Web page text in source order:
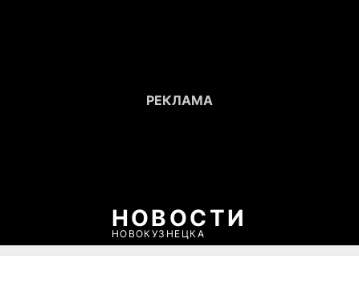
НОВОСТИ
НОВОКУЗНЕЦКА